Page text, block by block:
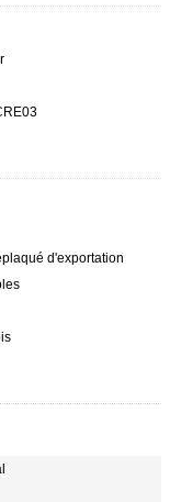
d'exportation